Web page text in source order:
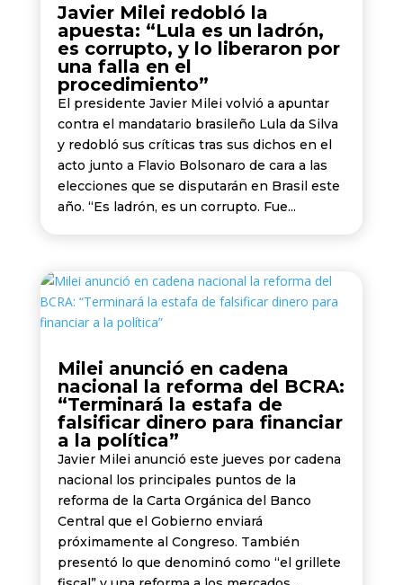
Javier Milei redobló la
apuesta: “Lula es un ladrón,
es corrupto, y lo liberaron por
una falla en el
procedimiento”
El presidente Javier Milei volvió a apuntar
contra el mandatario brasileño Lula da Silva
y redobló sus críticas tras sus dichos en el
acto junto a Flavio Bolsonaro de cara a las
elecciones que se disputarán en Brasil este
año. “Es ladrón, es un corrupto. Fue...
Milei anunció en cadena
nacional la reforma del BCRA:
“Terminará la estafa de
falsificar dinero para financiar
a la política”
Javier Milei anunció este jueves por cadena
nacional los principales puntos de la
reforma de la Carta Orgánica del Banco
Central que el Gobierno enviará
próximamente al Congreso. También
presentó lo que denominó como “el grillete